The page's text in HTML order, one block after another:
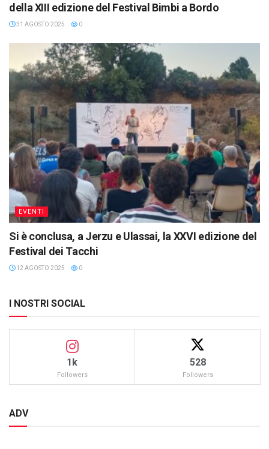
della XIII edizione del Festival Bimbi a Bordo
31 AGOSTO 2025 0
EVENTI
Si è conclusa, a Jerzu e Ulassai, la XXVI edizione del
Festival dei Tacchi
12 AGOSTO 2025 0
I NOSTRI SOCIAL
1k
Followers
528
Followers
ADV